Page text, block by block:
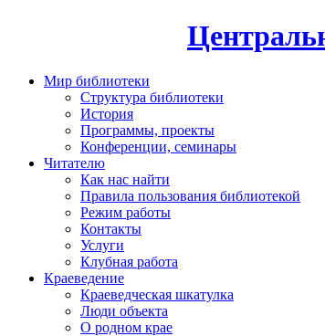
Мир библиотеки
Структура библиотеки
История
Программы, проекты
Конференции, семинары
Читателю
Как нас найти
Правила пользования библиотекой
Режим работы
Контакты
Услуги
Клубная работа
Краеведение
Краеведческая шкатулка
Люди объекта
О родном крае